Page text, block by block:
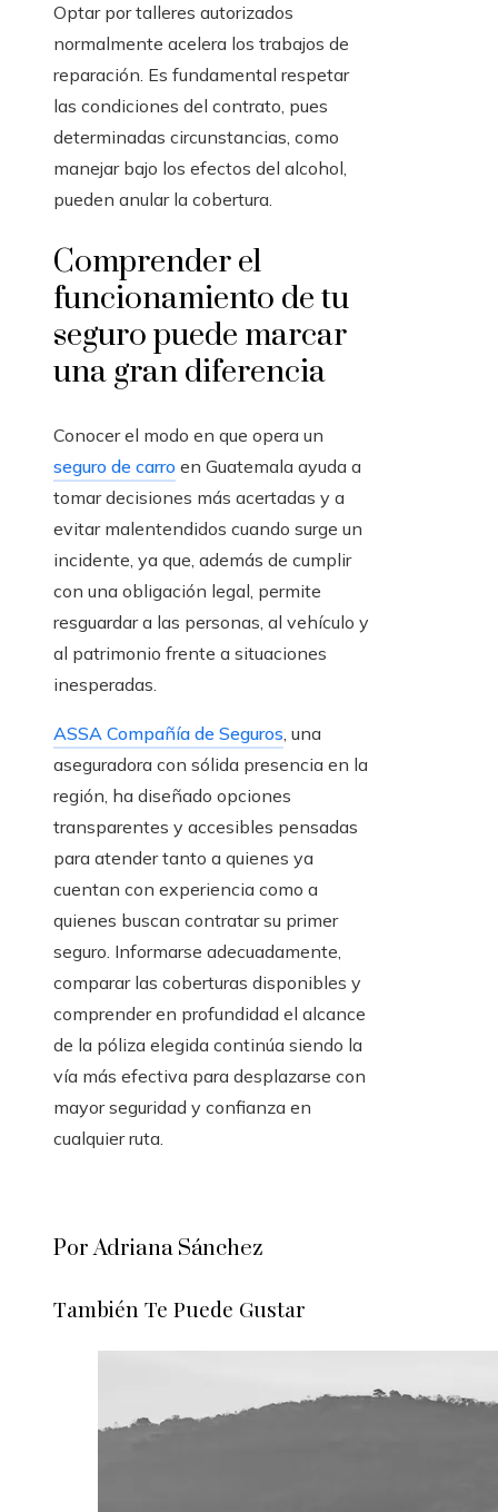
Optar por talleres autorizados
normalmente acelera los trabajos de
reparación. Es fundamental respetar
las condiciones del contrato, pues
determinadas circunstancias, como
manejar bajo los efectos del alcohol,
pueden anular la cobertura.
Comprender el
funcionamiento de tu
seguro puede marcar
una gran diferencia
Conocer el modo en que opera un
seguro de carro en Guatemala ayuda a
tomar decisiones más acertadas y a
evitar malentendidos cuando surge un
incidente, ya que, además de cumplir
con una obligación legal, permite
resguardar a las personas, al vehículo y
al patrimonio frente a situaciones
inesperadas.
ASSA Compañía de Seguros, una
aseguradora con sólida presencia en la
región, ha diseñado opciones
transparentes y accesibles pensadas
para atender tanto a quienes ya
cuentan con experiencia como a
quienes buscan contratar su primer
seguro. Informarse adecuadamente,
comparar las coberturas disponibles y
comprender en profundidad el alcance
de la póliza elegida continúa siendo la
vía más efectiva para desplazarse con
mayor seguridad y confianza en
cualquier ruta.
Por Adriana Sánchez
También Te Puede Gustar